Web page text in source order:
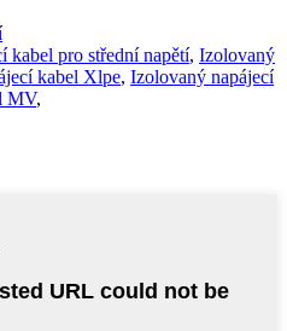
kabel pro střední napětí, Izolovaný
kabel Xlpe, Izolovaný napájecí
MV,